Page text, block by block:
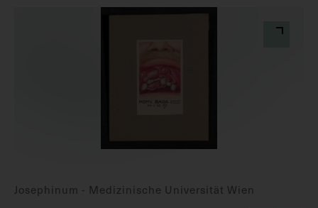
Josephinum - Medizinische Universität Wien